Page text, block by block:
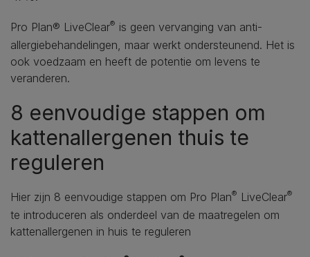
Pro Plan® LiveClear® is geen vervanging van anti-
allergiebehandelingen, maar werkt ondersteunend. Het is
ook voedzaam en heeft de potentie om levens te
veranderen.
8 eenvoudige stappen om
kattenallergenen thuis te
reguleren
Hier zijn 8 eenvoudige stappen om Pro Plan® LiveClear®
te introduceren als onderdeel van de maatregelen om
kattenallergenen in huis te reguleren